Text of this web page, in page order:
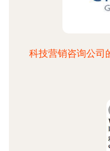
科技营销咨询公司